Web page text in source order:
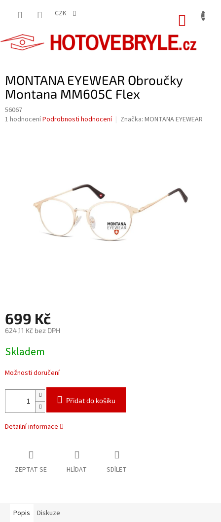
CZK
MONTANA EYEWEAR Obroučky
Montana MM605C Flex
56067
Průměrné
1 hodnoceníPodrobnosti hodnocení Značka: MONTANA EYEWEAR
699 Kč
624,11 Kč bez DPH
cena:
Skladem
Možnosti doručení
Přidat do košíku
Detailní informace
ZEPTAT SE HLÍDAT SDÍLET
Popis Diskuze